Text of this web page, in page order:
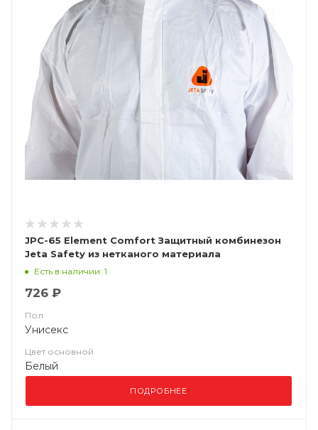
JPC-65 Element Comfort Защитный комбинезон
Jeta Safety из нетканого материала
(полипропилен, ламинированный полиэтиленом
Есть в наличии: 1
726 ₽
Пол
Унисекс
Цвет основной
Белый
ПОДРОБНЕЕ